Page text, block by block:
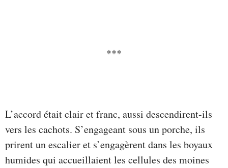
***
L’accord était clair et franc, aussi descendirent-ils
vers les cachots. S’engageant sous un porche, ils
prirent un escalier et s’engagèrent dans les boyaux
humides qui accueillaient les cellules des moines